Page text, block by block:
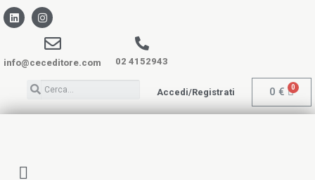
info@ceceditore.com 02 4152943
Accedi/Registrati 0 €